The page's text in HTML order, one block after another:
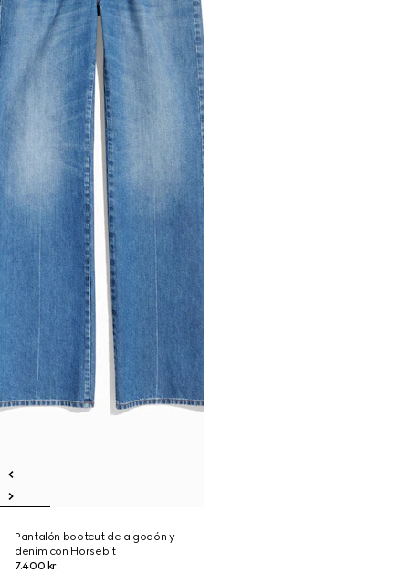
Pantalón bootcut de algodón y
denim con Horsebit
7.400 kr.